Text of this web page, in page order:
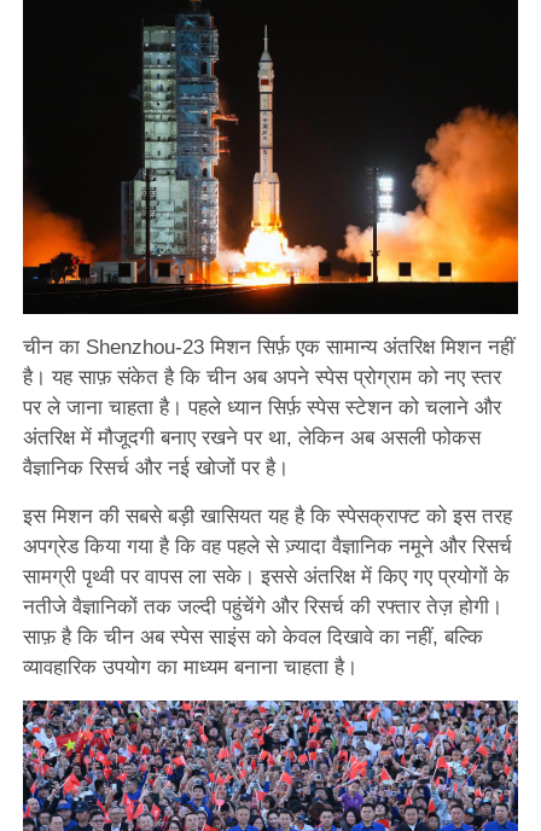
चीन का Shenzhou-23 मिशन सिर्फ़ एक सामान्य अंतरिक्ष मिशन नहीं
है। यह साफ़ संकेत है कि चीन अब अपने स्पेस प्रोग्राम को नए स्तर
पर ले जाना चाहता है। पहले ध्यान सिर्फ़ स्पेस स्टेशन को चलाने और
अंतरिक्ष में मौजूदगी बनाए रखने पर था, लेकिन अब असली फोकस
वैज्ञानिक रिसर्च और नई खोजों पर है।
इस मिशन की सबसे बड़ी खासियत यह है कि स्पेसक्राफ्ट को इस तरह
अपग्रेड किया गया है कि वह पहले से ज़्यादा वैज्ञानिक नमूने और रिसर्च
सामग्री पृथ्वी पर वापस ला सके। इससे अंतरिक्ष में किए गए प्रयोगों के
नतीजे वैज्ञानिकों तक जल्दी पहुंचेंगे और रिसर्च की रफ्तार तेज़ होगी।
साफ़ है कि चीन अब स्पेस साइंस को केवल दिखावे का नहीं, बल्कि
व्यावहारिक उपयोग का माध्यम बनाना चाहता है।